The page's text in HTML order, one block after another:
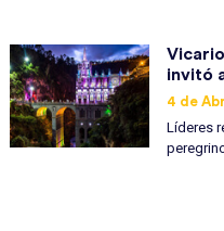
invitó
4 de
Líderes